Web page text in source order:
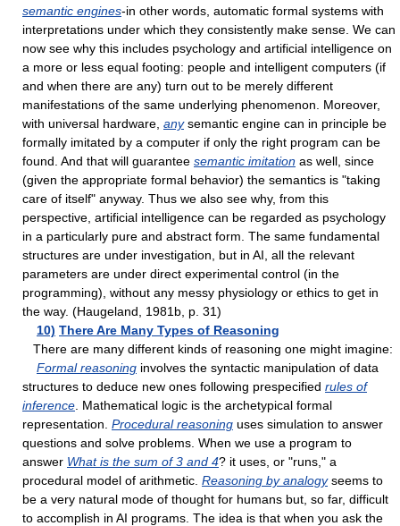
semantic engines-in other words, automatic formal systems with
interpretations under which they consistently make sense. We can
now see why this includes psychology and artificial intelligence on
a more or less equal footing: people and intelligent computers (if
and when there are any) turn out to be merely different
manifestations of the same underlying phenomenon. Moreover,
with universal hardware, anysemantic engine can in principle be
formally imitated by a computer if only the right program can be
found. And that will guarantee semantic imitation as well, since
(given the appropriate formal behavior) the semantics is "taking
care of itself" anyway. Thus we also see why, from this
perspective, artificial intelligence can be regarded as psychology
in a particularly pure and abstract form. The same fundamental
structures are under investigation, but in AI, all the relevant
parameters are under direct experimental control (in the
programming), without any messy physiology or ethics to get in
the way. (Haugeland, 1981b, p. 31)
10) There Are Many Types of Reasoning
There are many different kinds of reasoning one might imagine:
Formal reasoning involves the syntactic manipulation of data
structures to deduce new ones following prespecified rules of
inference . Mathematical logic is the archetypical formal
representation. Procedural reasoning uses simulation to answer
questions and solve problems. When we use a program to
answer What is the sum of 3 and 4? it uses, or "runs," a
procedural model of arithmetic. Reasoning by analogyseems to
be a very natural mode of thought for humans but, so far, difficult
to accomplish in AI programs. The idea is that when you ask the